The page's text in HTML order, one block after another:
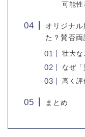
可能性
オリジナ
た？賛否両
壮大な
なぜ
高く評
まとめ